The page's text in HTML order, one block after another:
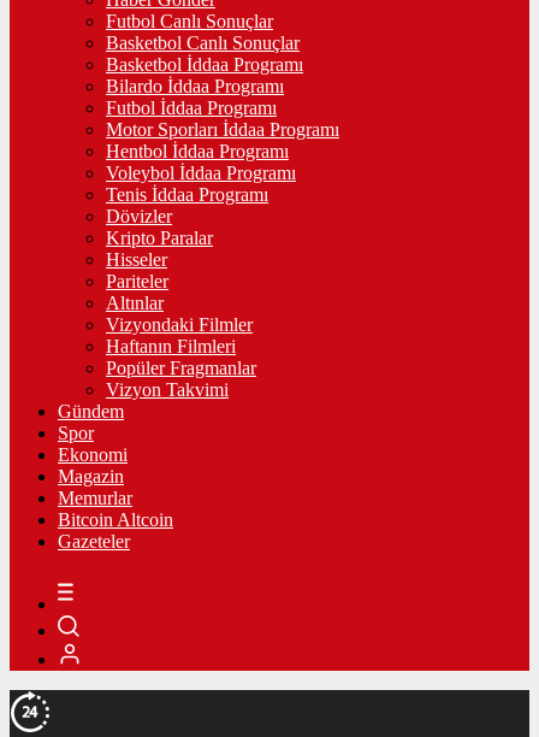
Futbol Canlı Sonuçlar
Basketbol Canlı Sonuçlar
Basketbol İddaa Programı
Bilardo İddaa Programı
Futbol İddaa Programı
Motor Sporları İddaa Programı
Hentbol İddaa Programı
Voleybol İddaa Programı
Tenis İddaa Programı
Dövizler
Kripto Paralar
Hisseler
Pariteler
Altınlar
Vizyondaki Filmler
Haftanın Filmleri
Popüler Fragmanlar
Vizyon Takvimi
Gündem
Spor
Ekonomi
Magazin
Memurlar
Bitcoin Altcoin
Gazeteler